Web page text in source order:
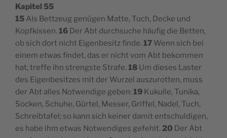
Kapitel 55
15 Als Bettzeug genügen Matte, Tuch, Decke und
Kopfkissen. 16 Der Abt durchsuche häufig die Betten,
ob sich dort nicht Eigenbesitz finde. 17 Wenn sich bei
einem etwas findet, das er nicht vom Abt bekommen
hat, treffe ihn strengste Strafe. 18 Um dieses Laster
des Eigenbesitzes mit der Wurzel auszurotten, muss
der Abt alles Notwendige geben: 19 Kukulle, Tunika,
Socken, Schuhe, Gürtel, Messer, Griffel, Nadel, Tuch,
Schreibtafel; so kann sich keiner damit entschuldigen,
es habe ihm etwas Notwendiges gefehlt. 20 Der Abt